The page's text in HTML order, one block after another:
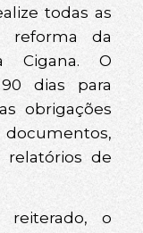
todas as
reforma da
Cigana. O
dias para
obrigações
relatórios de
reiterado, o